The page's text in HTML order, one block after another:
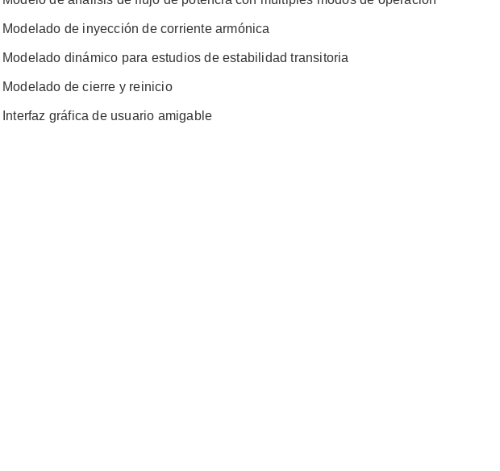
Modelado de inyección de corriente armónica
Modelado dinámico para estudios de estabilidad transitoria
Modelado de cierre y reinicio
Interfaz gráfica de usuario amigable